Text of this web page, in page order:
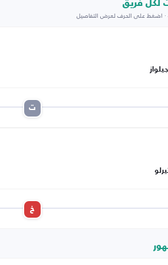
· اضغط على الحرف لعرض التفاصيل
ت
خ